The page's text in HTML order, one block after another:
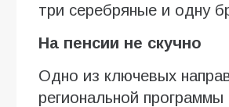
три серебряные и одну
На пенсии не скучно
Одно из ключевых
региональной